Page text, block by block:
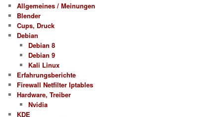
Allgemeines / Meinungen
Blender
Cups, Druck
Debian
Debian 8
Debian 9
Kali Linux
Erfahrungsberichte
Firewall Netfilter Iptables
Hardware, Treiber
Nvidia
KDE